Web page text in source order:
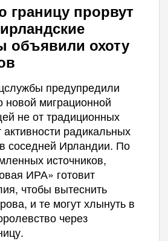
границу прорвут
объявили охоту
предупредили
новой миграционной
не от традиционных
радикальных
соседней Ирландии. По
источников,
ИРА» готовит
чтобы вытеснить
и те могут хлынуть в
через